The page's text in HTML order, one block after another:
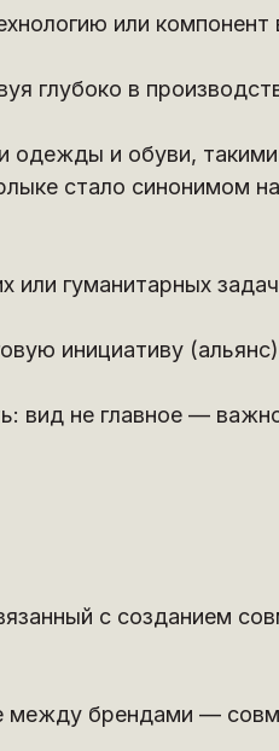
или компонент
глубоко в
и обуви, такими
стало синонимом
или гуманитарных
инициативу
не главное — важно
с созданием
брендами —